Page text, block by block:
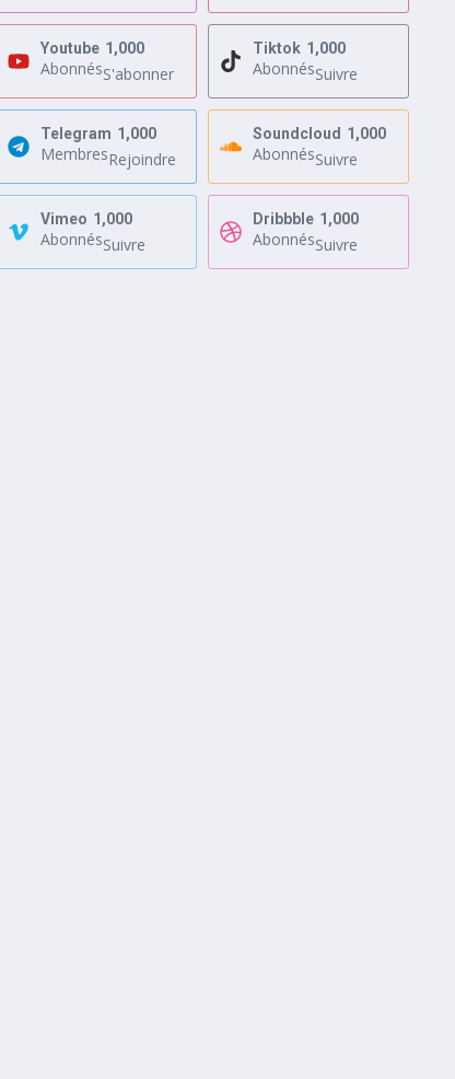
Youtube 1,000
AbonnésS'abonner
Tiktok 1,000
AbonnésSuivre
Telegram 1,000
MembresRejoindre
Soundcloud 1,000
AbonnésSuivre
Vimeo 1,000
AbonnésSuivre
Dribbble 1,000
AbonnésSuivre